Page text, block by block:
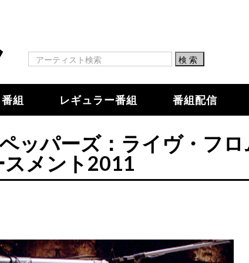
組 レギュラー番組 番組配信
ッパーズ：ライヴ・フロ
スメント2011